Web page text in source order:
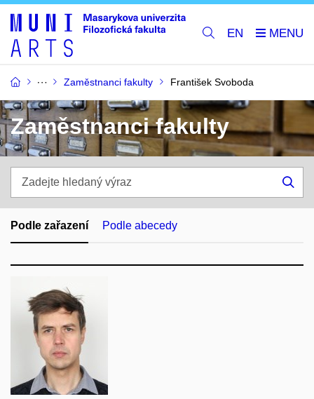
EN
Zaměstnanci fakulty František Svoboda
Zaměstnanci fakulty
hledaný
výraz
Podle zařazení Podle abecedy